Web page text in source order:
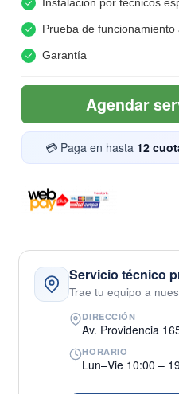
Instalación por técnicos
Prueba de
Garantía
Agendar
💳 Paga en hasta 12
Servicio técnico
Trae tu equipo a
DIRECCIÓN
Av. Providencia
HORARIO
Lun–Vie 10:00 –